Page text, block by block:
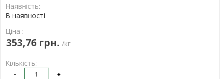
Наявність:
В наявності
Ціна :
353,76 грн. /кг
Кількість:
- +